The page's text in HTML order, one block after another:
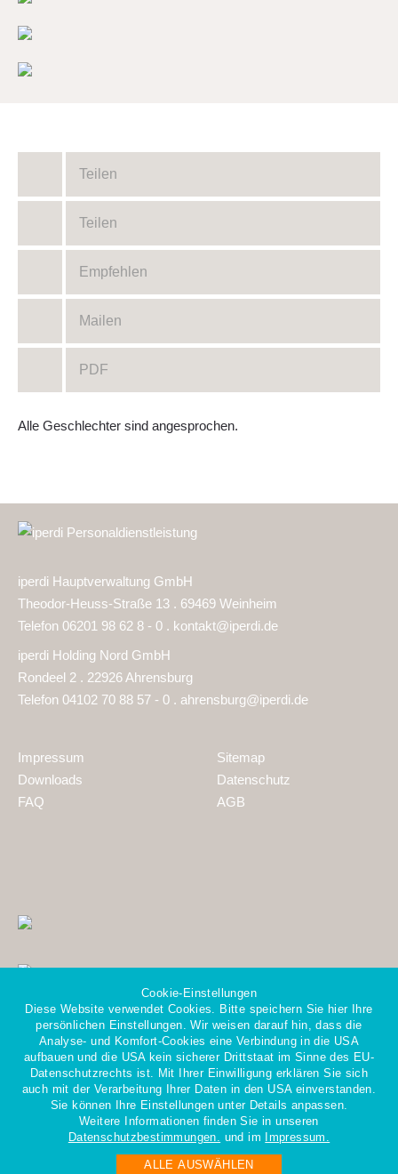
Cookie-Einstellungen
Diese Website verwendet Cookies. Bitte speichern Sie hier Ihre
persönlichen Einstellungen. Wir weisen darauf hin, dass die
Analyse- und Komfort-Cookies eine Verbindung in die USA
aufbauen und die USA kein sicherer Drittstaat im Sinne des EU-
Datenschutzrechts ist. Mit Ihrer Einwilligung erklären Sie sich
auch mit der Verarbeitung Ihrer Daten in den USA einverstanden.
Sie können Ihre Einstellungen unter Details anpassen.
Weitere Informationen finden Sie in unseren
Datenschutzbestimmungen. und im Impressum.
ALLE AUSWÄHLEN
Teilen
Teilen
Empfehlen
Mailen
PDF
Alle Geschlechter sind angesprochen.
iperdi Hauptverwaltung GmbH
Theodor-Heuss-Straße 13 . 69469 Weinheim
Telefon 06201 98 62 8 - 0 . kontakt@iperdi.de
iperdi Holding Nord GmbH
Rondeel 2 . 22926 Ahrensburg
Telefon 04102 70 88 57 - 0 . ahrensburg@iperdi.de
Impressum
Downloads
FAQ
Sitemap
Datenschutz
AGB
Mitglied im Gesamtverband
der Personaldienstleister e.V.